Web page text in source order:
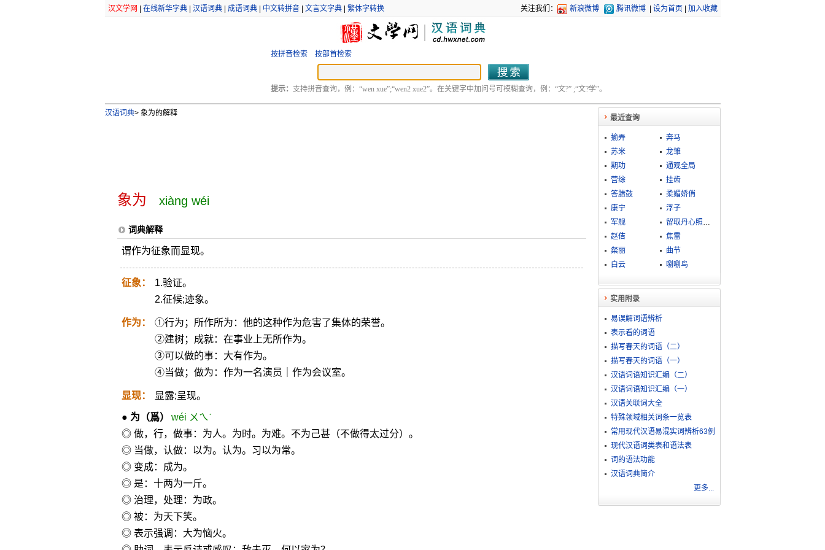
汉文学网 在线新华字典| 汉语词典| 成语词典| 中文转拼音| 文言文字典| 繁体字转换 关注我们： 新浪微博 腾讯微博 设为首页 加入收藏
按拼音检索 按部首检索
提示： 支持拼音查询，例：“wen xue”;“wen2 xue2”。在关键字中加问号可模糊查询，例：“文?” ;“文?学”。
汉语词典>象为的解释
象为 xiàng wéi
词典解释
谓作为征象而显现。
征象：
1.验证。
2.征候;迹象。
作为：
①行为；所作所为：他的这种作为危害了集体的荣誉。
②建树；成就：在事业上无所作为。
③可以做的事：大有作为。
④当做；做为：作为一名演员｜作为会议室。
显现： 显露;呈现。
● 为 （爲）
wéi ㄨㄟˊ
◎ 做，行，做事：为人。为时。为难。不为己甚（不做得太过分）。
◎ 当做，认做：以为。认为。习以为常。
◎ 变成：成为。
◎ 是：十两为一斤。
◎ 治理，处理：为政。
◎ 被：为天下笑。
◎ 表示强调：大为恼火。
最近查询
揄弄
奔马
苏米
龙雏
期功
通观全局
营综
挂齿
答腊鼓
柔媚娇俏
康宁
浮子
军舰
留取丹心照汗青
赵佶
焦雷
粲丽
曲节
白云
哵哵鸟
实用附录
易误解词语辨析
表示看的词语
描写春天的词语（二）
描写春天的词语（一）
汉语词语知识汇编（二）
汉语词语知识汇编（一）
汉语关联词大全
特殊领域相关词条一览表
常用现代汉语易混实词辨析63例
现代汉语词类表和语法表
词的语法功能
汉语词典简介
更多...